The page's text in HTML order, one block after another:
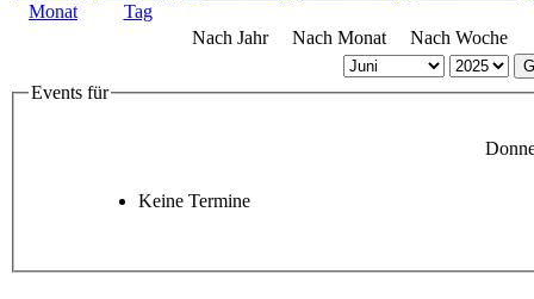
Nach Jahr Nach Monat Nach Woche
Events für
Keine Termine